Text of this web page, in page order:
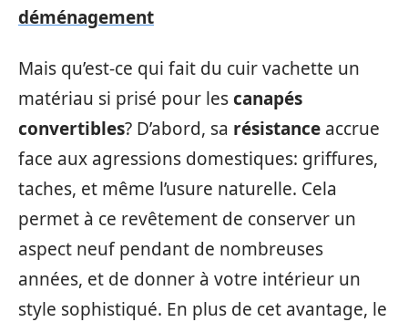
déménagement
Mais qu’est-ce qui fait du cuir vachette un
matériau si prisé pour lescanapés
convertibles? D’abord, sa résistance accrue
face aux agressions domestiques: griffures,
taches, et même l’usure naturelle. Cela
permet à ce revêtement de conserver un
aspect neuf pendant de nombreuses
années, et de donner à votre intérieur un
style sophistiqué. En plus de cet avantage, le